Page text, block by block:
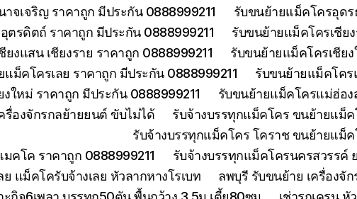
จเจริญ ราคาถูก มีประกัน 0888999211
รับขนย้ายแม็คโครอุดร
ตรดิตถ์ ราคาถูก มีประกัน 0888999211
รับขนย้ายแม็คโครเชีย
งแสน เชียงราย ราคาถูก 0888999211
รับขนย้ายแม็คโครเชีย
แม็คโครเลย ราคาถูก มีประกัน 0888999211
รับขนย้ายแม็คโคร
ใหม่ ราคาถูก มีประกัน 0888999211
รับขนย้ายแม็คโครแม่ฮ่อง
รื่องจักรกลย้ายยนต์ ขับไม่ได้
รับจ้างบรรทุกแม็คโคร ขนย้ายแม็
รับจ้างบรรทุกแม็คโคร โคราช ขนย้ายแม็
คโค ราคาถูก 0888999211
รับจ้างบรรทุกแม็คโครนครสวรรค์
แม็คโครับจ้างเลย หัวลากหางโรเบท
ลพบุรี รับขนย้าย เครื่องจั